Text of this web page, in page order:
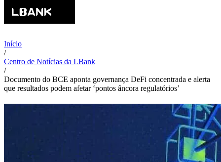
Início
/
Centro de Notícias da LBank
/
Documento do BCE aponta governança DeFi concentrada e alerta
que resultados podem afetar ‘pontos âncora regulatórios’